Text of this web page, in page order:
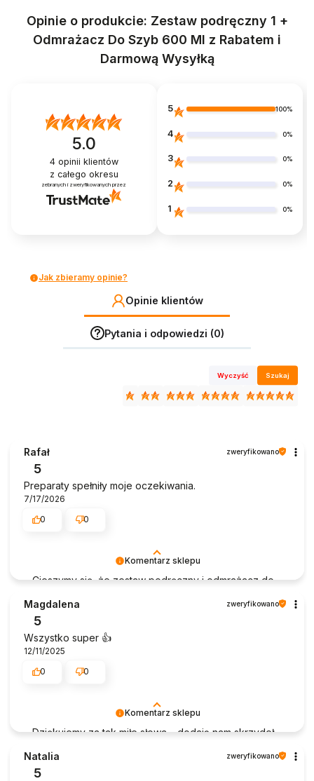
Opinie o produkcie: Zestaw podręczny 1 +
Odmrażacz Do Szyb 600 Ml z Rabatem i
Darmową Wysyłką
5.0
4opinii klientów
z całego okresu
zebranych i zweryfikowanych przez
5 100%
4 0%
3 0%
2 0%
1 0%
Jak zbieramy opinie?
Opinie klientów
Pytania i odpowiedzi (0)
Wyczyść Szukaj
Komentarz sklepu
Cieszymy się, że zestaw podręczny i odmrażacz do
wybór naszych produktów oraz za pozytywną
ocenę. Mamy nadzieję, że będą one pomocne w
codziennych porządkach i ułatwią Panu życie.
Zapraszamy ponownie do naszego sklepu!
Laboratorium Pani Domu
Rafał zweryfikowano
5
Preparaty spełniły moje oczekiwania.
7/17/2026
0
0
Komentarz sklepu
Dziękujemy za tak miłe słowa – dodają nam skrzydeł.
Magdalena zweryfikowano
5
Wszystko super 👍️
12/11/2025
0
0
Natalia zweryfikowano
5